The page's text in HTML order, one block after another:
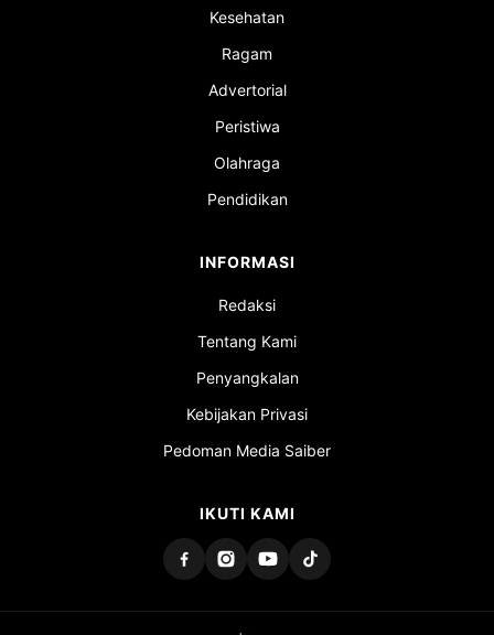
Kesehatan
Ragam
Advertorial
Peristiwa
Olahraga
Pendidikan
INFORMASI
Redaksi
Tentang Kami
Penyangkalan
Kebijakan Privasi
Pedoman Media Saiber
IKUTI KAMI